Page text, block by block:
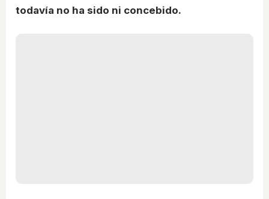
todavía no ha sido ni concebido.